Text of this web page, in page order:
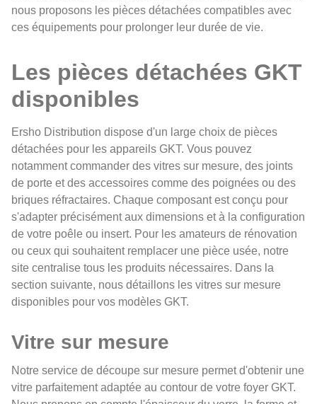
nous proposons les pièces détachées compatibles avec
ces équipements pour prolonger leur durée de vie.
Les pièces détachées GKT
disponibles
Ersho Distribution dispose d'un large choix de pièces
détachées pour les appareils GKT. Vous pouvez
notamment commander des vitres sur mesure, des joints
de porte et des accessoires comme des poignées ou des
briques réfractaires. Chaque composant est conçu pour
s'adapter précisément aux dimensions et à la configuration
de votre poêle ou insert. Pour les amateurs de rénovation
ou ceux qui souhaitent remplacer une pièce usée, notre
site centralise tous les produits nécessaires. Dans la
section suivante, nous détaillons les vitres sur mesure
disponibles pour vos modèles GKT.
Vitre sur mesure
Notre service de découpe sur mesure permet d'obtenir une
vitre parfaitement adaptée au contour de votre foyer GKT.